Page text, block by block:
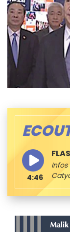
Infos
4:46